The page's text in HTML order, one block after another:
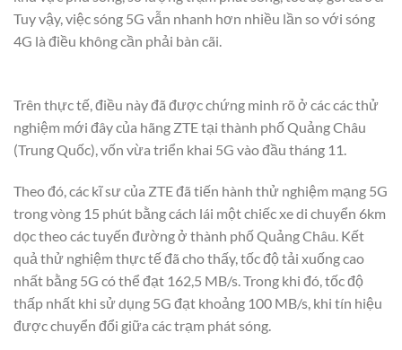
Tuy vậy, việc sóng 5G vẫn nhanh hơn nhiều lần so với sóng
4G là điều không cần phải bàn cãi.
Trên thực tế, điều này đã được chứng minh rõ ở các các thử
nghiệm mới đây của hãng ZTE tại thành phố Quảng Châu
(Trung Quốc), vốn vừa triển khai 5G vào đầu tháng 11.
Theo đó, các kĩ sư của ZTE đã tiến hành thử nghiệm mạng 5G
trong vòng 15 phút bằng cách lái một chiếc xe di chuyển 6km
dọc theo các tuyến đường ở thành phố Quảng Châu. Kết
quả thử nghiệm thực tế đã cho thấy, tốc độ tải xuống cao
nhất bằng 5G có thể đạt 162,5 MB/s. Trong khi đó, tốc độ
thấp nhất khi sử dụng 5G đạt khoảng 100 MB/s, khi tín hiệu
được chuyển đổi giữa các trạm phát sóng.